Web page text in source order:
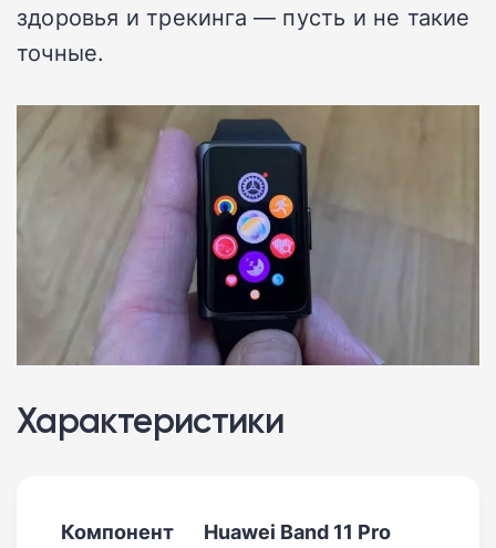
здоровья и трекинга — пусть и не такие
точные.
Характеристики
Компонент Huawei Band 11 Pro